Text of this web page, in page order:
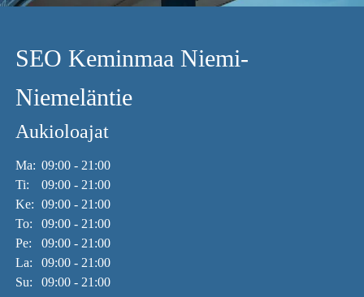
SEO Keminmaa Niemi-
Niemeläntie
Aukioloajat
Ma: 09:00 - 21:00
Ti:
09:00 - 21:00
Ke: 09:00 - 21:00
To:
09:00 - 21:00
Pe:
09:00 - 21:00
La:
09:00 - 21:00
Su:
09:00 - 21:00